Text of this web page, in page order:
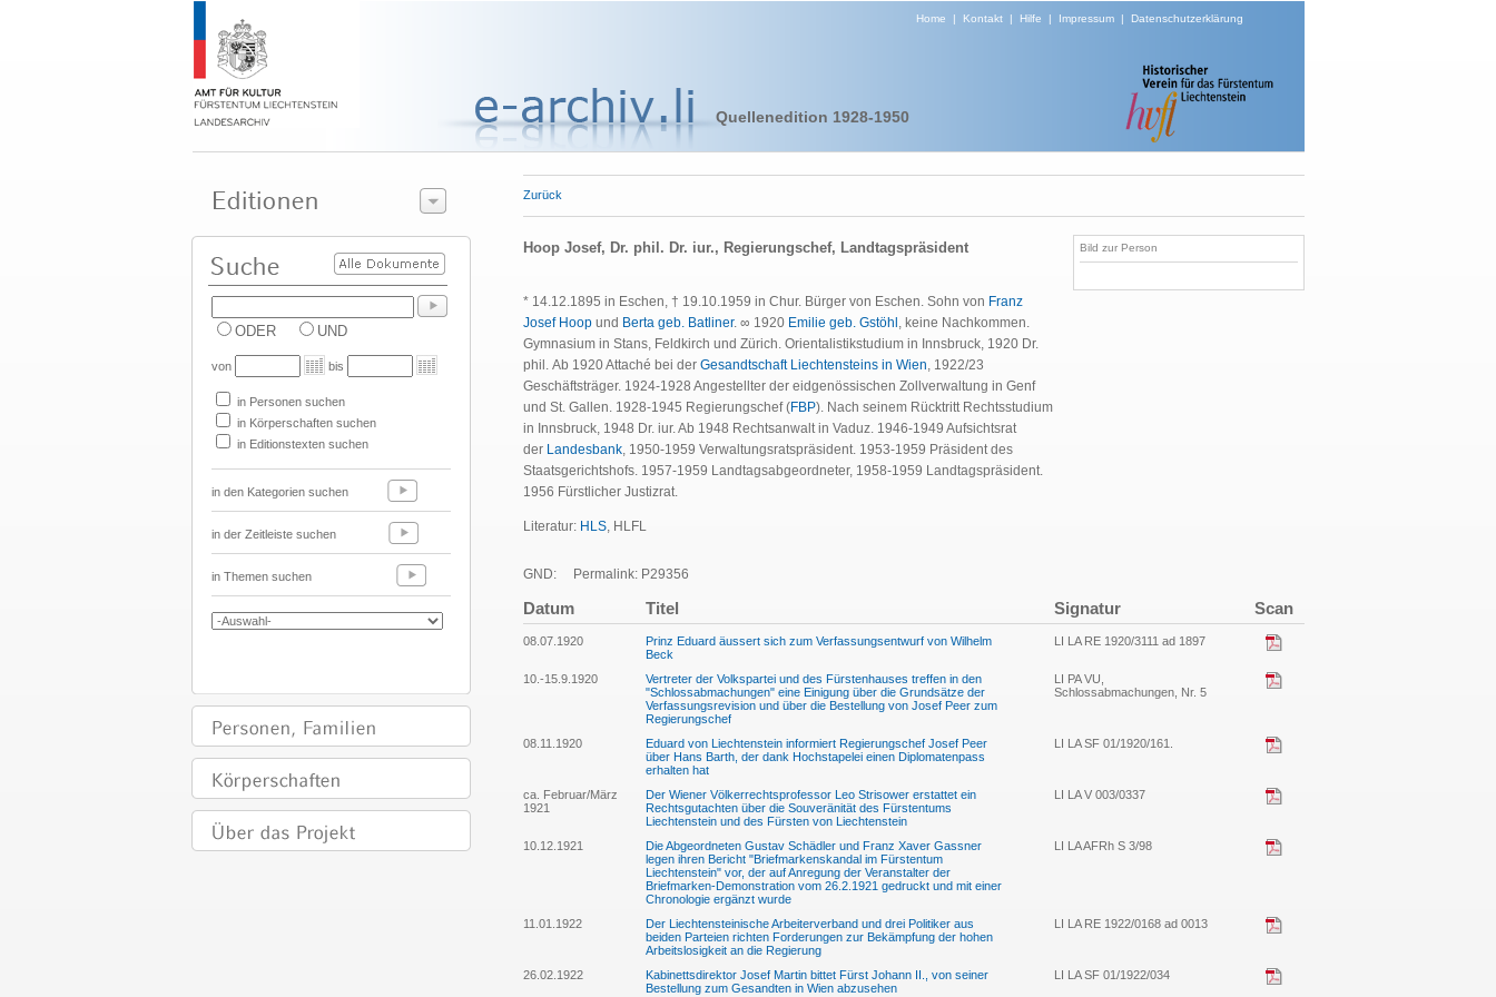
Home | Kontakt| Hilfe | Impressum| Datenschutzerklärung
Quellenedition 1928-1950
ODER UND
von bis
in Personen suchen
in Körperschaften suchen
in Editionstexten suchen
in den Kategorien suchen
in der Zeitleiste suchen
in Themen suchen
Zurück
Hoop Josef, Dr. phil. Dr. iur., Regierungschef, Landtagspräsident
* 14.12.1895 in Eschen, † 19.10.1959 in Chur. Bürger von Eschen. Sohn von Franz
Josef Hoop und Berta geb. Batliner. ∞ 1920 Emilie geb. Gstöhl , keine Nachkommen.
Gymnasium in Stans, Feldkirch und Zürich. Orientalistikstudium in Innsbruck, 1920 Dr.
phil. Ab 1920 Attaché bei der Gesandtschaft Liechtensteins in Wien, 1922/23
Geschäftsträger. 1924-1928 Angestellter der eidgenössischen Zollverwaltung in Genf
und St. Gallen. 1928-1945 Regierungschef (FBP). Nach seinem Rücktritt Rechtsstudium
in Innsbruck, 1948 Dr. iur. Ab 1948 Rechtsanwalt in Vaduz. 1946-1949 Aufsichtsrat
der Landesbank, 1950-1959 Verwaltungsratspräsident. 1953-1959 Präsident des
Staatsgerichtshofs. 1957-1959 Landtagsabgeordneter, 1958-1959 Landtagspräsident.
1956 Fürstlicher Justizrat.
Literatur: HLS, HLFL
GND: Permalink: P29356
Bild zur Person
Datum Titel Signatur Scan
08.07.1920
Prinz Eduard äussert sich zum Verfassungsentwurf von Wilhelm
Beck
LI LA RE 1920/3111 ad 1897
10.-15.9.1920
Vertreter der Volkspartei und des Fürstenhauses treffen in den
"Schlossabmachungen" eine Einigung über die Grundsätze der
Verfassungsrevision und über die Bestellung von Josef Peer zum
Regierungschef
LI PA VU,
Schlossabmachungen, Nr. 5
08.11.1920
Eduard von Liechtenstein informiert Regierungschef Josef Peer
über Hans Barth, der dank Hochstapelei einen Diplomatenpass
erhalten hat
LI LA SF 01/1920/161.
ca. Februar/März
1921
Der Wiener Völkerrechtsprofessor Leo Strisower erstattet ein
Rechtsgutachten über die Souveränität des Fürstentums
Liechtenstein und des Fürsten von Liechtenstein
LI LA V 003/0337
10.12.1921
Die Abgeordneten Gustav Schädler und Franz Xaver Gassner
legen ihren Bericht "Briefmarkenskandal im Fürstentum
Liechtenstein" vor, der auf Anregung der Veranstalter der
Briefmarken-Demonstration vom 26.2.1921 gedruckt und mit einer
Chronologie ergänzt wurde
LI LA AFRh S 3/98
11.01.1922
Der Liechtensteinische Arbeiterverband und drei Politiker aus
beiden Parteien richten Forderungen zur Bekämpfung der hohen
Arbeitslosigkeit an die Regierung
LI LA RE 1922/0168 ad 0013
26.02.1922
Kabinettsdirektor Josef Martin bittet Fürst Johann II., von seiner
Bestellung zum Gesandten in Wien abzusehen
LI LA SF 01/1922/034